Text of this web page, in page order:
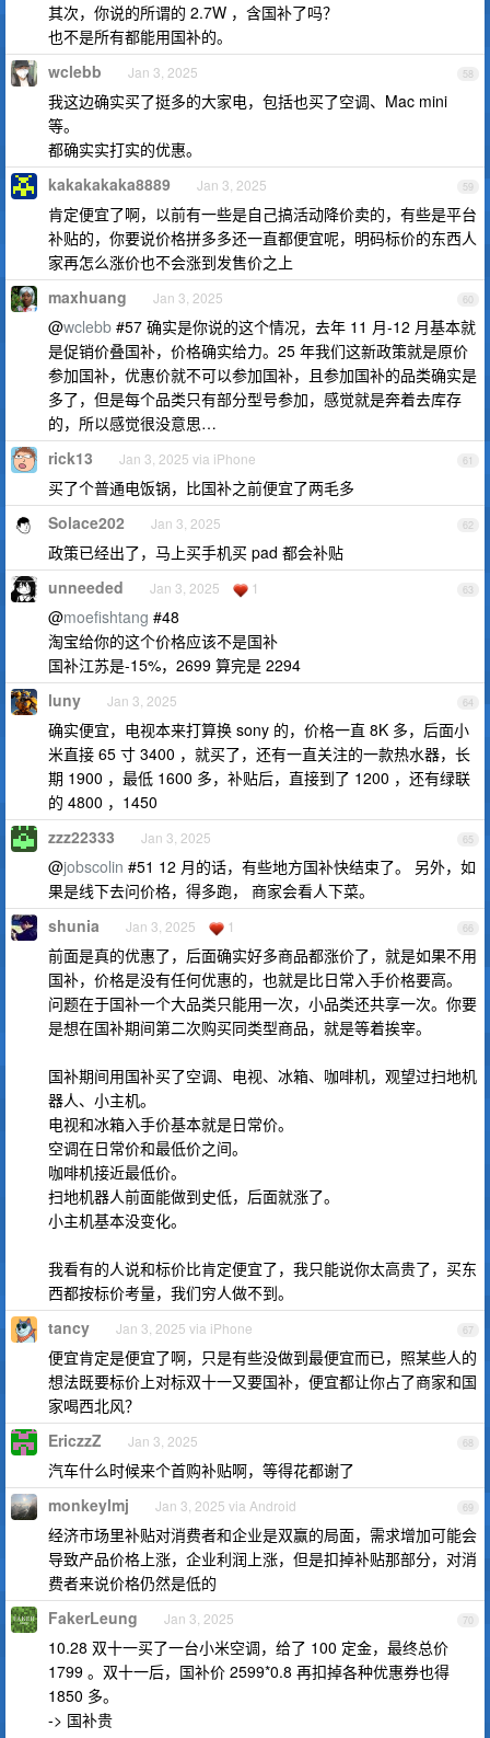
其次，你说的所谓的 2.7W ，含国补了吗？
也不是所有都能用国补的。
58
wclebb Jan 3, 2025
我这边确实买了挺多的大家电，包括也买了空调、Mac mini
等。
都确实实打实的优惠。
59
kakakakaka8889 Jan 3, 2025
肯定便宜了啊，以前有一些是自己搞活动降价卖的，有些是平台
补贴的，你要说价格拼多多还一直都便宜呢，明码标价的东西人
家再怎么涨价也不会涨到发售价之上
60
maxhuang Jan 3, 2025
@wclebb #57 确实是你说的这个情况，去年 11 月-12 月基本就
是促销价叠国补，价格确实给力。25 年我们这新政策就是原价
参加国补，优惠价就不可以参加国补，且参加国补的品类确实是
多了，但是每个品类只有部分型号参加，感觉就是奔着去库存
的，所以感觉很没意思…
61
rick13 Jan 3, 2025 via iPhone
买了个普通电饭锅，比国补之前便宜了两毛多
62
Solace202 Jan 3, 2025
政策已经出了，马上买手机买 pad 都会补贴
63
unneeded Jan 3, 2025 1
@moefishtang #48
淘宝给你的这个价格应该不是国补
国补江苏是-15%，2699 算完是 2294
64
luny Jan 3, 2025
确实便宜，电视本来打算换 sony 的，价格一直 8K 多，后面小
米直接 65 寸 3400 ，就买了，还有一直关注的一款热水器，长
期 1900 ，最低 1600 多，补贴后，直接到了 1200 ，还有绿联
的 4800 ，1450
65
zzz22333 Jan 3, 2025
@jobscolin #51 12 月的话，有些地方国补快结束了。 另外，如
果是线下去问价格，得多跑， 商家会看人下菜。
66
shunia Jan 3, 2025 1
前面是真的优惠了，后面确实好多商品都涨价了，就是如果不用
国补，价格是没有任何优惠的，也就是比日常入手价格要高。
问题在于国补一个大品类只能用一次，小品类还共享一次。你要
是想在国补期间第二次购买同类型商品，就是等着挨宰。
国补期间用国补买了空调、电视、冰箱、咖啡机，观望过扫地机
器人、小主机。
电视和冰箱入手价基本就是日常价。
空调在日常价和最低价之间。
咖啡机接近最低价。
扫地机器人前面能做到史低，后面就涨了。
小主机基本没变化。
我看有的人说和标价比肯定便宜了，我只能说你太高贵了，买东
西都按标价考量，我们穷人做不到。
67
tancy Jan 3, 2025 via iPhone
便宜肯定是便宜了啊，只是有些没做到最便宜而已，照某些人的
想法既要标价上对标双十一又要国补，便宜都让你占了商家和国
家喝西北风？
68
EriczzZ Jan 3, 2025
汽车什么时候来个首购补贴啊，等得花都谢了
69
monkeylmj Jan 3, 2025 via Android
经济市场里补贴对消费者和企业是双赢的局面，需求增加可能会
导致产品价格上涨，企业利润上涨，但是扣掉补贴那部分，对消
费者来说价格仍然是低的
70
FakerLeung Jan 3, 2025
10.28 双十一买了一台小米空调，给了 100 定金，最终总价
1799 。双十一后，国补价 2599*0.8 再扣掉各种优惠券也得
1850 多。
-> 国补贵